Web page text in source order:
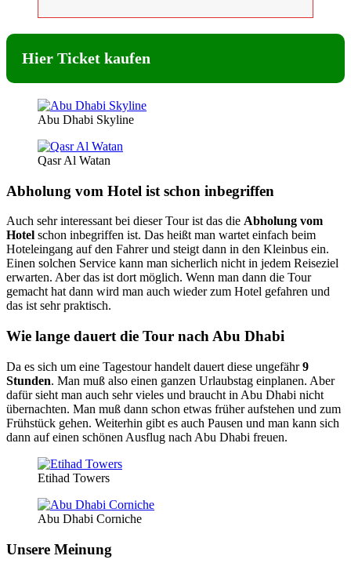
Hier Ticket kaufen
Abu Dhabi Skyline
Qasr Al Watan
Abholung vom Hotel ist schon inbegriffen
Auch sehr interessant bei dieser Tour ist das die Abholung vom
Hotel schon inbegriffen ist. Das heißt man wartet einfach beim
Hoteleingang auf den Fahrer und steigt dann in den Kleinbus ein.
Einen solchen Service kann man sicherlich nicht in jedem Reiseziel
erwarten. Aber das ist dort möglich. Wenn man dann die Tour
gemacht hat dann wird man auch wieder zum Hotel gefahren und
das ist sehr praktisch.
Wie lange dauert die Tour nach Abu Dhabi
Da es sich um eine Tagestour handelt dauert diese ungefähr9
Stunden. Man muß also einen ganzen Urlaubstag einplanen. Aber
dafür sieht man auch sehr vieles und braucht in Abu Dhabi nicht
übernachten. Man muß dann schon etwas früher aufstehen und zum
Frühstück gehen. Weiterhin gibt es auch Pausen und man kann sich
dann auf einen schönen Ausflug nach Abu Dhabi freuen.
Etihad Towers
Abu Dhabi Corniche
Unsere Meinung